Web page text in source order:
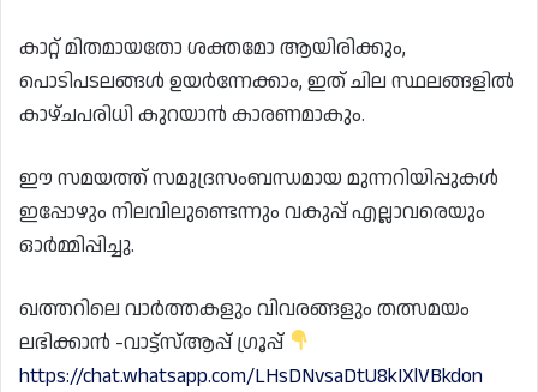
കാറ്റ് മിതമായതോ ശക്തമോ ആയിരിക്കും,
പൊടിപടലങ്ങൾ ഉയർന്നേക്കാം, ഇത് ചില സ്ഥലങ്ങളിൽ
കാഴ്‌ചപരിധി കുറയാൻ കാരണമാകും.
ഈ സമയത്ത് സമുദ്രസംബന്ധമായ മുന്നറിയിപ്പുകൾ
ഇപ്പോഴും നിലവിലുണ്ടെന്നും വകുപ്പ് എല്ലാവരെയും
ഓർമ്മിപ്പിച്ചു.
ഖത്തറിലെ വാർത്തകളും വിവരങ്ങളും തത്സമയം
ലഭിക്കാൻ -വാട്ട്സ്ആപ്പ് ഗ്രൂപ്പ്
https://chat.whatsapp.com/LHsDNvsaDtU8kIXlVBkdon